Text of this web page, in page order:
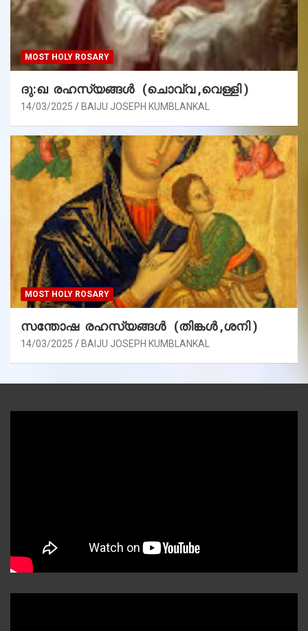
MOST HOLY ROSARY
ദു:ഖ രഹസ്യങ്ങൾ (ചൊവ്വ ,വെള്ളി )
14/03/2025 BAIJU JOSEPH KUMBLANKAL
MOST HOLY ROSARY
സന്തോഷ രഹസ്യങ്ങൾ (തിങ്കൾ ,ശനി )
14/03/2025 BAIJU JOSEPH KUMBLANKAL